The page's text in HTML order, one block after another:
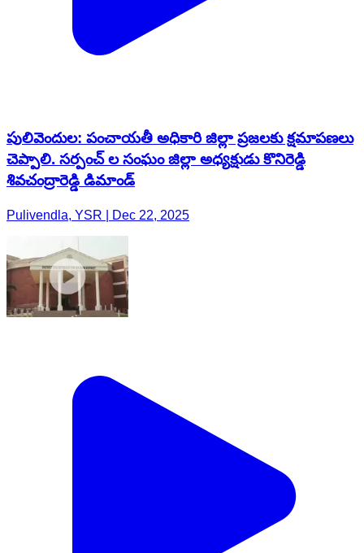
పులివెందుల: పంచాయతీ అధికారి జిల్లా ప్రజలకు క్షమాపణలు
చెప్పాలి. సర్పంచ్ ల సంఘం జిల్లా అధ్యక్షుడు కొనిరెడ్డి
శివచంద్రారెడ్డి డిమాండ్
Pulivendla, YSR | Dec 22, 2025